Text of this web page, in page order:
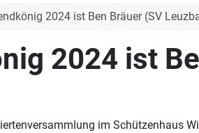
2024 ist Ben Bräuer (SV
2024 ist
im Schützenhaus